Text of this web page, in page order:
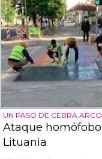
UN PASO DE CEBRA
Ataque
Lituania